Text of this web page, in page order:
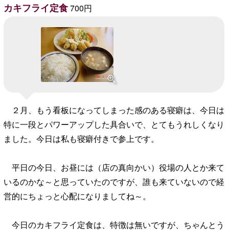
カキフライ定食700円
２月、もう看板になってしまった感のある寝癖は、今日は
特に一段とパワーアップした具合いで、とてもうれしくなり
ました。今日は私も寝癖付きで参上です。
平日の今日、お昼には（店の真向かい）役場の人とか来て
いるのかな～と思っていたのですが、誰も来ていないので経
営的にちょっと心配になりましてね～。
今日のカキフライ定食は、特徴は無いですが、ちゃんとう